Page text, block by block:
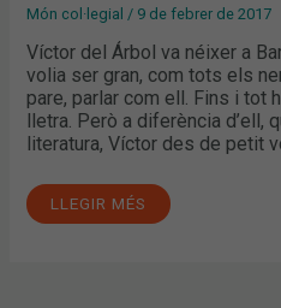
Món col·legial / 9 de febrer de 2017
Víctor del Árbol va néixer a
volia ser gran, com tots els
pare, parlar com ell. Fins i tot
lletra. Però a diferència d’ell,
literatura, Víctor des de petit
LLEGIR MÉS